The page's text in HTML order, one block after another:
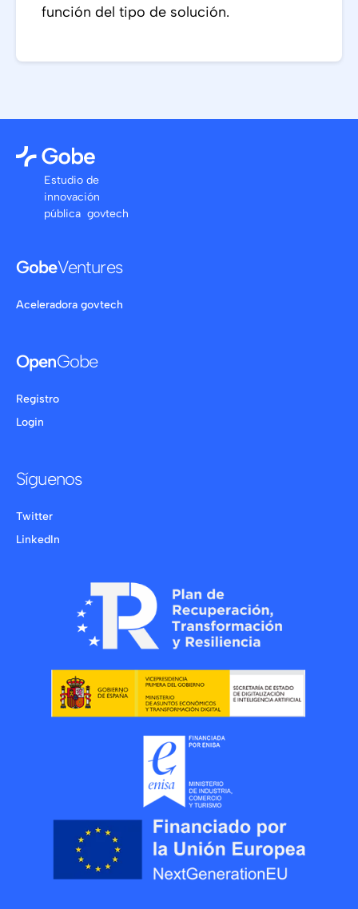
función del tipo de solución.
Estudio de
innovación
pública govtech
GobeVentures
Aceleradora govtech
OpenGobe
Registro
Login
Síguenos
Twitter
LinkedIn